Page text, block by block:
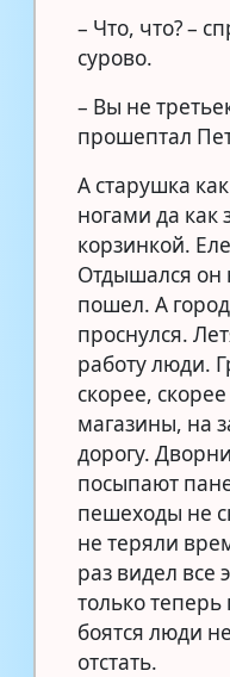
– Что, что? –
сурово.
– Вы не
прошептал
А старушка
ногами да как
корзинкой.
Отдышался он
пошел. А
проснулся.
работу люди.
скорее,
магазины, на
дорогу.
посыпают
пешеходы не
не теряли
раз видел все
только
боятся люди
отстать.